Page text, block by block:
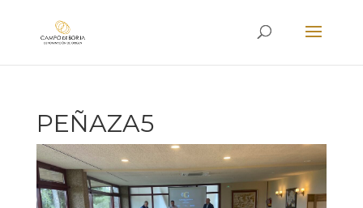
PEÑAZA5